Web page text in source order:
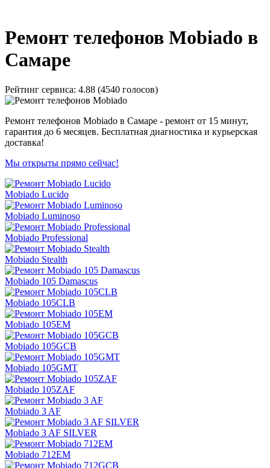
Ремонт телефонов Mobiado в
Самаре
Рейтинг сервиса: 4.88 (4540 голосов)
Ремонт телефонов Mobiado в Самаре - ремонт от 15 минут,
гарантия до 6 месяцев. Бесплатная диагностика и курьерская
доставка!
Мы открыты прямо сейчас!
Mobiado Lucido
Mobiado Luminoso
Mobiado Professional
Mobiado Stealth
Mobiado 105 Damascus
Mobiado 105CLB
Mobiado 105EM
Mobiado 105GCB
Mobiado 105GMT
Mobiado 105ZAF
Mobiado 3 AF
Mobiado 3 AF SILVER
Mobiado 712EM